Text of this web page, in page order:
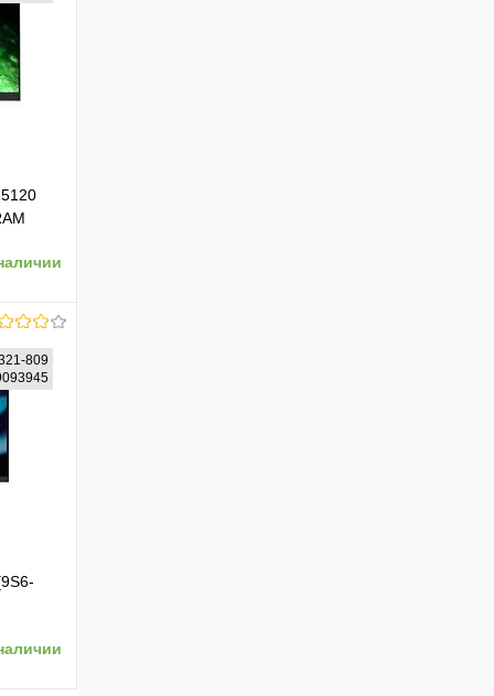
809